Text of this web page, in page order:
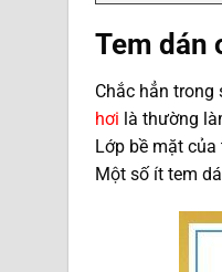
Tem dán
Chắc hẳn trong
hơi là thường
Lớp bề mặt
Một số ít tem